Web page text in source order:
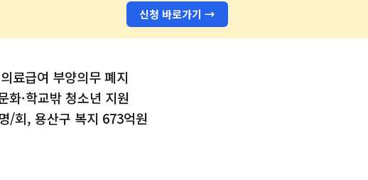
신청 바로가기 →
료급여 부양의무 폐지
화·학교밖 청소년 지원
/회, 용산구 복지 673억원